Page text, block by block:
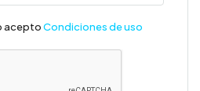
aceptoCondiciones de uso